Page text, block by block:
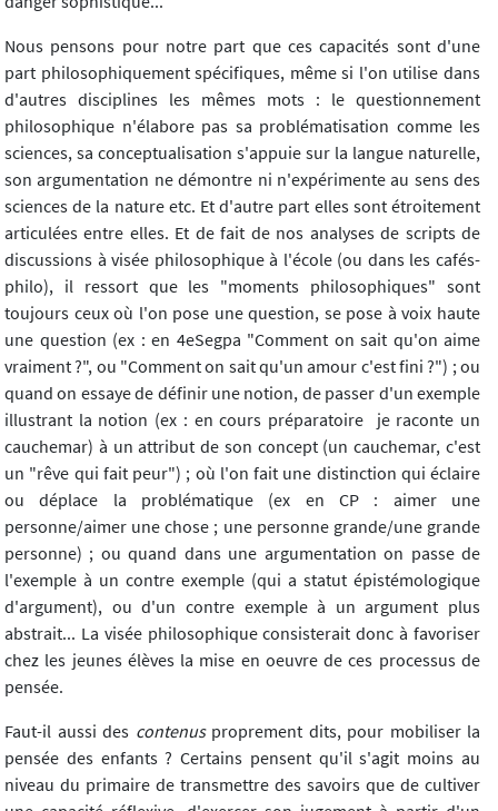
Nous pensons pour notre part que ces capacités sont d'une
part philosophiquement spécifiques, même si l'on utilise dans
d'autres disciplines les mêmes mots : le questionnement
philosophique n'élabore pas sa problématisation comme les
sciences, sa conceptualisation s'appuie sur la langue naturelle,
son argumentation ne démontre ni n'expérimente au sens des
sciences de la nature etc. Et d'autre part elles sont étroitement
articulées entre elles. Et de fait de nos analyses de scripts de
discussions à visée philosophique à l'école (ou dans les cafés-
philo), il ressort que les "moments philosophiques" sont
toujours ceux où l'on pose une question, se pose à voix haute
une question (ex : en 4eSegpa "Comment on sait qu'on aime
vraiment ?", ou "Comment on sait qu'un amour c'est fini ?") ; ou
quand on essaye de définir une notion, de passer d'un exemple
illustrant la notion (ex : en cours préparatoire je raconte un
cauchemar) à un attribut de son concept (un cauchemar, c'est
un "rêve qui fait peur") ; où l'on fait une distinction qui éclaire
ou déplace la problématique (ex en CP : aimer une
personne/aimer une chose ; une personne grande/une grande
personne) ; ou quand dans une argumentation on passe de
l'exemple à un contre exemple (qui a statut épistémologique
d'argument), ou d'un contre exemple à un argument plus
abstrait... La visée philosophique consisterait donc à favoriser
chez les jeunes élèves la mise en oeuvre de ces processus de
pensée.
Faut-il aussi des contenus proprement dits, pour mobiliser la
pensée des enfants ? Certains pensent qu'il s'agit moins au
niveau du primaire de transmettre des savoirs que de cultiver